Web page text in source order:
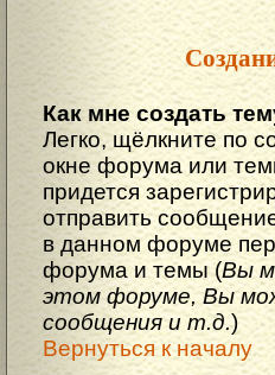
Как мне создать
Легко, щёлкните по
окне форума или
придется
отправить
в данном форуме
форума и темы (Вы
этом форуме, Вы
сообщения и т.д.)
Вернуться к началу